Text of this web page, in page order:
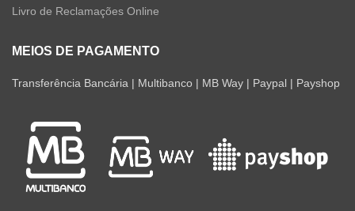
Livro de Reclamações Online
MEIOS DE PAGAMENTO
Transferência Bancária | Multibanco | MB Way | Paypal | Payshop